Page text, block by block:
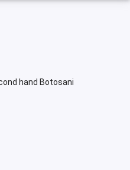
hand Botosani